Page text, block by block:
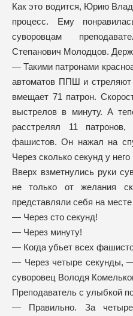
Как это водится, Юрию
процесс. Ему
суворовцам
Степанович Молодцов.
— Такими патронами
автоматов ППШ и
вмещает 71 патрон.
выстрелов в минуту. А
расстрелял 11
фашистов. Он нажал на
Через сколько секунд у
Вверх взметнулись руки
не только от желания
представляли себя на месте
— Через сто секунд!
— Через минуту!
— Когда убьет всех
— Через четыре секунды,
суворовец Володя
Преподаватель с улыбкой
— Правильно. За